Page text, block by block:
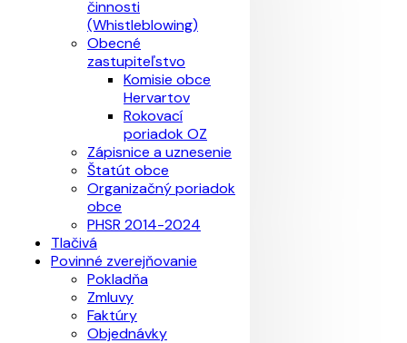
činnosti
(Whistleblowing)
Obecné
zastupiteľstvo
Komisie obce
Hervartov
Rokovací
poriadok OZ
Zápisnice a uznesenie
Štatút obce
Organizačný poriadok
obce
PHSR 2014-2024
Tlačivá
Povinné zverejňovanie
Pokladňa
Zmluvy
Faktúry
Objednávky